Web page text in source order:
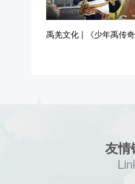
禹羌文化 | 《少年禹传奇》
友情